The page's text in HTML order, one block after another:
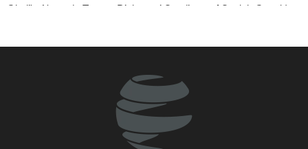
Ghalibaf kepada Trump: Diplomasi Sandiwara AS telah Gagal !
Araghchi kepada Negara Tetangga: Kini Saatnya Andalkan Diri
Sendiri dan Jalin Persaudaraan Sejati
Joe Kent: Komunitas Intelijen AS Tahu Iran Tidak Buat Nuklir, Tapi
Suara Mereka Dibungkam